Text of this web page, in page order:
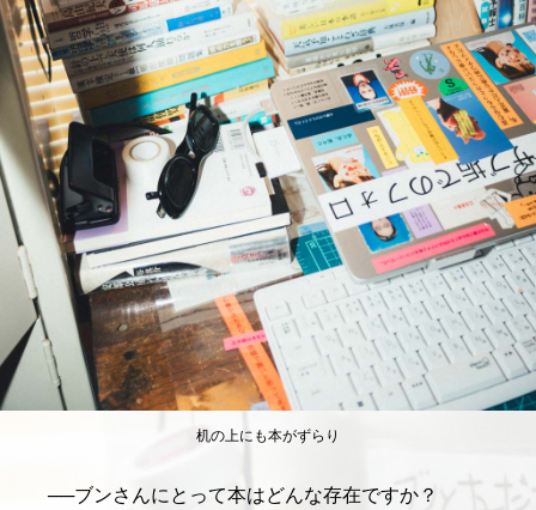
机の上にも本がずらり
──ブンさんにとって本はどんな存在ですか？